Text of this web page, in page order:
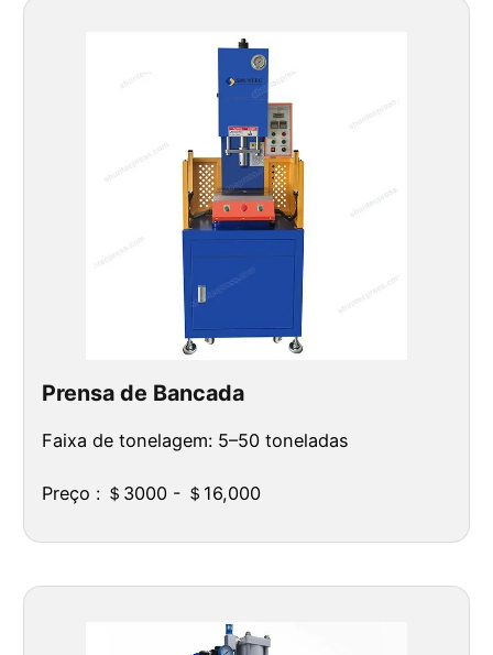
Prensa de Bancada
Faixa de tonelagem: 5–50 toneladas
Preço : ＄3000 - ＄16,000